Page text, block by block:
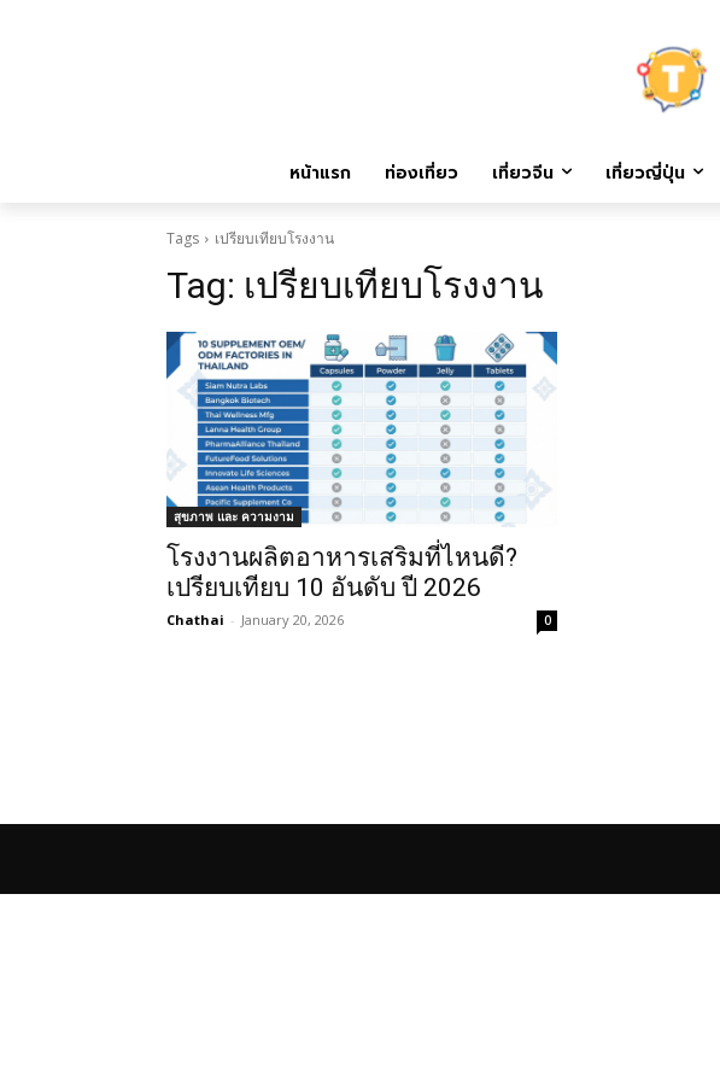
หน้าแรก ท่องเที่ยว เที่ยวจีน เที่ยวญี่ปุ่น
Tags เปรียบเทียบโรงงาน
Tag: เปรียบเทียบโรงงาน
สุขภาพ และ ความงาม
โรงงานผลิตอาหารเสริมที่ไหนดี?
เปรียบเทียบ 10 อันดับ ปี 2026
Chathai - January 20, 2026 0